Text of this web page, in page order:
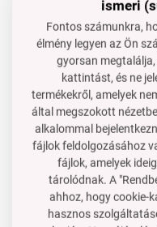
Tisztítás enyhe
Ne tegye ki tartósan
Használati tippek
Ideálismodern
kiegészítőkkel.
Tökéletesen
stílushoz.
Stabil rögzítésének
forgalmú helyekre.
ismeri
Fontos számunkra,
élmény legyen az Ön
gyorsan
kattintást, és ne
termékekről, amelyek
által megszokott
alkalommal
fájlok feldolgozásához
fájlok, amelyek
tárolódnak. A
ahhoz, hogy cookie-
hasznos